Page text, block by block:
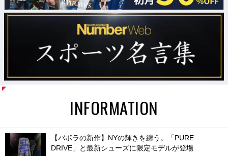
INFORMATION
【バボラの新作】NYの輝きを纏う。「PURE
DRIVE」と最新シューズに限定モデルが登場